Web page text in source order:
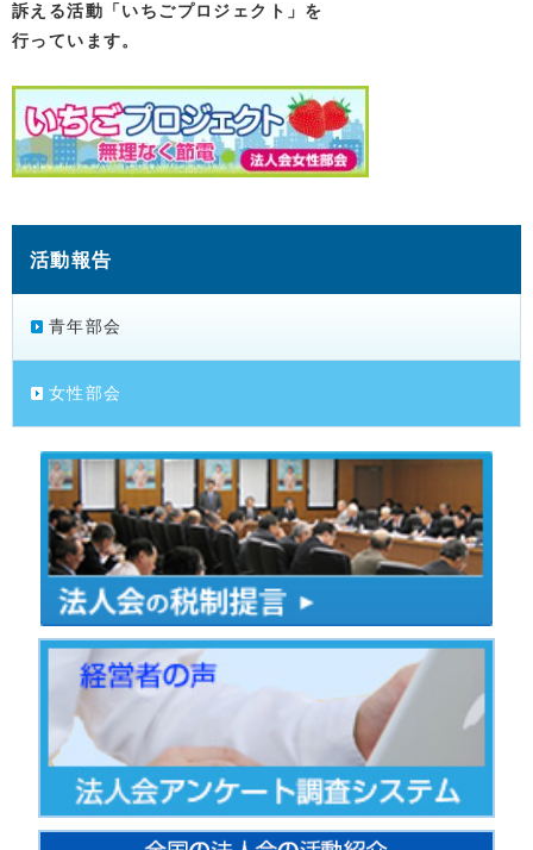
訴える活動「いちごプロジェクト」を
行っています。
活動報告
青年部会
女性部会